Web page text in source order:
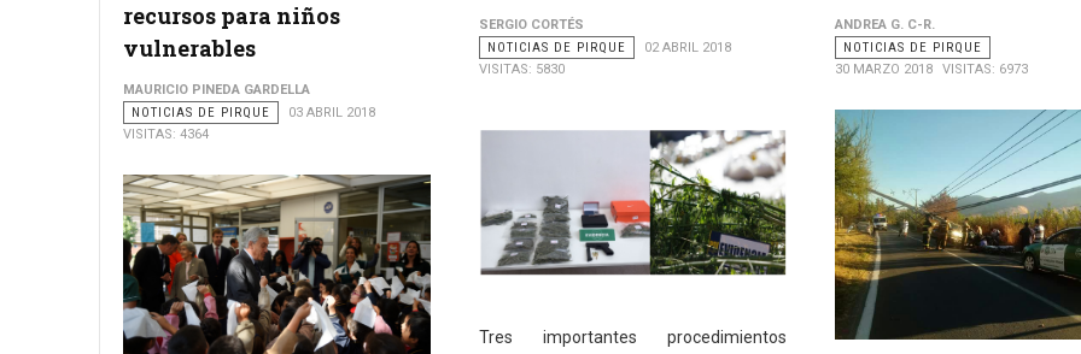
recursos para niños
vulnerables
MAURICIO PINEDA GARDELLA
NOTICIAS DE PIRQUE
03 ABRIL 2018
VISITAS: 4364
SERGIO CORTÉS
NOTICIAS DE PIRQUE
02 ABRIL 2018
VISITAS: 5830
Tres importantes procedimientos
ANDREA G. C-R.
NOTICIAS DE PIRQUE
30 MARZO 2018
VISITAS: 6973